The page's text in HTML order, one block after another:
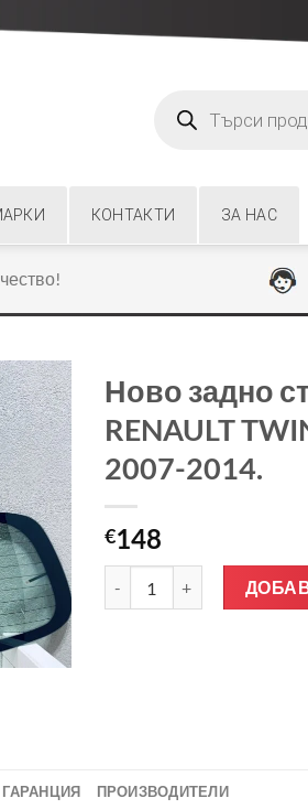
search
КОНТАКТИ ЗА НАС
Ново задно
RENAULT
2007-2014.
€148
количество за Ново
ГАРАНЦИЯ ПРОИЗВОДИТЕЛИ